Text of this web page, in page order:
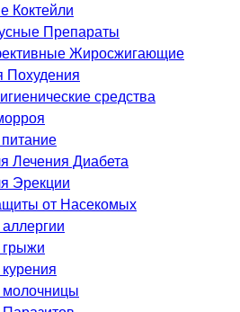
Коктейли
Препараты
Жиросжигающие
Похудения
средства
Лечения Диабета
Эрекции
от Насекомых
молочницы